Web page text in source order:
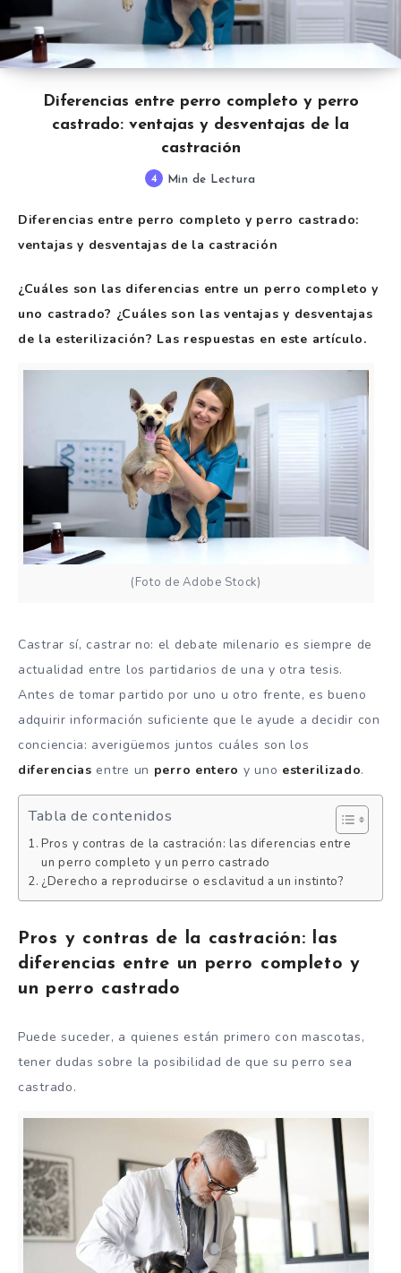
Diferencias entre perro completo y perro
castrado: ventajas y desventajas de la
castración
4 Min de Lectura
Diferencias entre perro completo y perro castrado:
ventajas y desventajas de la castración
¿Cuáles son las diferencias entre un perro completo y
uno castrado? ¿Cuáles son las ventajas y desventajas
de la esterilización? Las respuestas en este artículo.
(Foto de Adobe Stock)
Castrar sí, castrar no: el debate milenario es siempre de
actualidad entre los partidarios de una y otra tesis.
Antes de tomar partido por uno u otro frente, es bueno
adquirir información suficiente que le ayude a decidir con
conciencia: averigüemos juntos cuáles son los
diferencias entre un perro entero y uno esterilizado.
Tabla de contenidos
Pros y contras de la castración: las diferencias entre
un perro completo y un perro castrado
¿Derecho a reproducirse o esclavitud a un instinto?
Pros y contras de la castración: las
diferencias entre un perro completo y
un perro castrado
Puede suceder, a quienes están primero con mascotas,
tener dudas sobre la posibilidad de que su perro sea
castrado.